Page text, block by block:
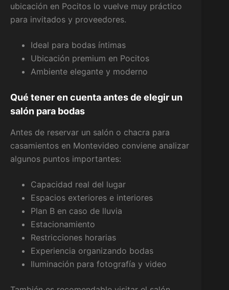
ubicación en Pocitos lo vuelve muy práctico
para invitados y proveedores.
Ideal para bodas íntimas
Ubicación premium en Pocitos
Ambiente elegante y moderno
Qué tener en cuenta antes de elegir un
salón para bodas
Antes de reservar un salón o chacra para
casamientos en Montevideo conviene analizar
algunos puntos importantes:
Capacidad real del lugar
Espacios exteriores e interiores
Plan B en caso de lluvia
Estacionamiento
Restricciones horarias
Experiencia organizando bodas
Iluminación para fotografía y video